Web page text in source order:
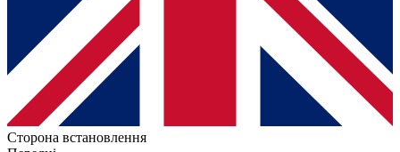
Сторона встановлення